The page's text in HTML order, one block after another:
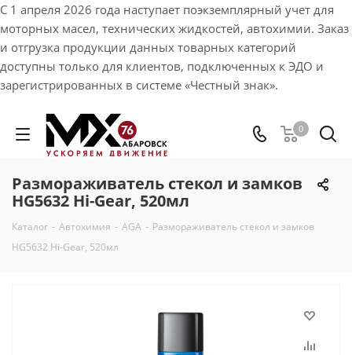
С 1 апреля 2026 года наступает поэкземплярный учет для
моторных масел, технических жидкостей, автохимии. Заказ
и отгрузка продукции данных товарных категорий
доступны только для клиентов, подключенных к ЭДО и
зарегистрированных в системе «Честный знак».
0
Размораживатель стекол и замков
HG5632 Hi-Gear, 520мл
Каталог - Автохимия - AGA - Размораживатель стекол и замков
HG5632 Hi-Gear, 520мл